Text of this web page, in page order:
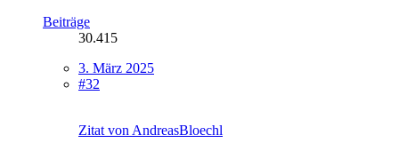
Beiträge
30.415
3. März 2025
#32
Zitat von AndreasBloechl